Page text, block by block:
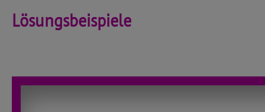
Lösungsbeispiele